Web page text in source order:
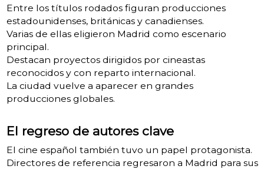
Entre los títulos rodados figuran producciones
estadounidenses, británicas y canadienses.
Varias de ellas eligieron Madrid como escenario
principal.
Destacan proyectos dirigidos por cineastas
reconocidos y con reparto internacional.
La ciudad vuelve a aparecer en grandes
producciones globales.
El regreso de autores clave
El cine español también tuvo un papel protagonista.
Directores de referencia regresaron a Madrid para sus